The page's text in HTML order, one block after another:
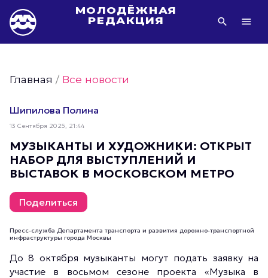
МОЛОДЁЖНАЯ
РЕДАКЦИЯ
Фото Молодёжи Москвы
Фотогалереи Молодёжи Москвы
Статьи Молодёжи Москвы
Молодёжь Москвы культурная
Молодёжь Москвы спортивная
Молодёжь Москвы в движении
Молодёжь Москвы здоровая
Молодёжь Москвы профессиональная
Главная /Все новости
Шипилова Полина
13 Сентября 2025, 21:44
МУЗЫКАНТЫ И ХУДОЖНИКИ: ОТКРЫТ
НАБОР ДЛЯ ВЫСТУПЛЕНИЙ И
ВЫСТАВОК В МОСКОВСКОМ МЕТРО
Поделиться
Пресс-служба Департамента транспорта и развития дорожно-транспортной
инфраструктуры города Москвы
До 8 октября музыканты могут подать заявку на
участие в восьмом сезоне проекта «Музыка в